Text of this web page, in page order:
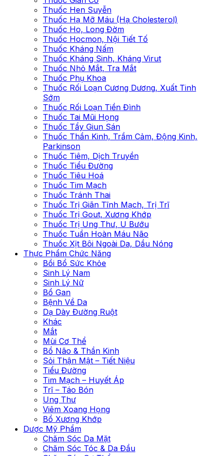
Thuốc Hen Suyễn
Thuốc Hạ Mỡ Máu (Hạ Cholesterol)
Thuốc Ho, Long Đờm
Thuốc Hocmon, Nội Tiết Tố
Thuốc Kháng Nấm
Thuốc Kháng Sinh, Kháng Virut
Thuốc Nhỏ Mắt, Tra Mắt
Thuốc Phụ Khoa
Thuốc Rối Loạn Cương Dương, Xuất Tinh
Sớm
Thuốc Rối Loạn Tiền Đình
Thuốc Tai Mũi Họng
Thuốc Tẩy Giun Sán
Thuốc Thần Kinh, Trầm Cảm, Động Kinh,
Parkinson
Thuốc Tiêm, Dịch Truyền
Thuốc Tiểu Đường
Thuốc Tiêu Hoá
Thuốc Tim Mạch
Thuốc Tránh Thai
Thuốc Trị Giãn Tĩnh Mạch, Trị Trĩ
Thuốc Trị Gout, Xương Khớp
Thuốc Trị Ung Thư, U Bướu
Thuốc Tuần Hoàn Máu Não
Thuốc Xịt Bôi Ngoài Da, Dầu Nóng
Thực Phẩm Chức Năng
Bồi Bổ Sức Khỏe
Sinh Lý Nam
Sinh Lý Nữ
Bổ Gan
Bệnh Về Da
Dạ Dày Đường Ruột
Khác
Mắt
Mùi Cơ Thể
Bổ Não & Thần Kinh
Sỏi Thận Mật – Tiết Niệu
Tiểu Đường
Tim Mạch – Huyết Áp
Trĩ – Táo Bón
Ung Thư
Viêm Xoang Họng
Bổ Xương Khớp
Dược Mỹ Phẩm
Chăm Sóc Da Mặt
Chăm Sóc Tóc & Da Đầu